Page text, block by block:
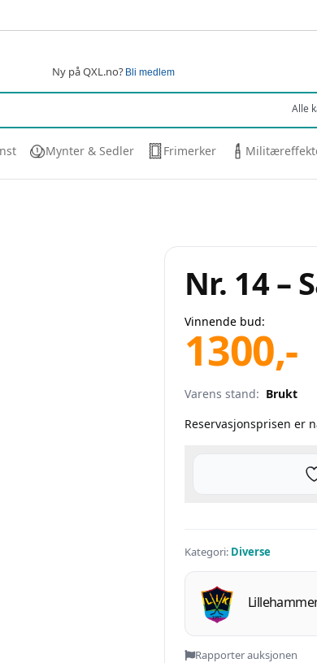
Ny på QXL.no? Bli medlem
Mynter & Sedler Frimerker
Nr. 14 –
Vinnende bud:
1300,-
Varens stand: Brukt
Reservasjonsprisen er
Kategori: Diverse
Rapporter auksjonen